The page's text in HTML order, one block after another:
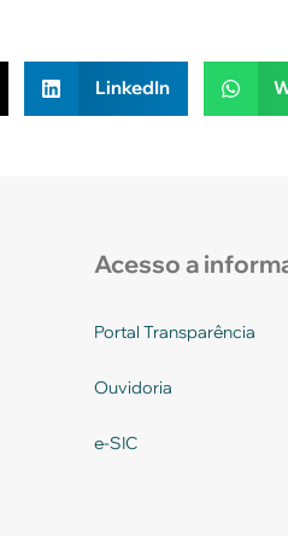
LinkedIn
Acesso a
Portal Transparência
Ouvidoria
e-SIC